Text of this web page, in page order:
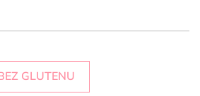
GLUTENU